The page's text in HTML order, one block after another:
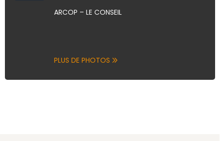
ARCOP – LE CONSEIL
PLUS DE PHOTOS